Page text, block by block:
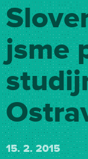
jsme
15. 2. 2015